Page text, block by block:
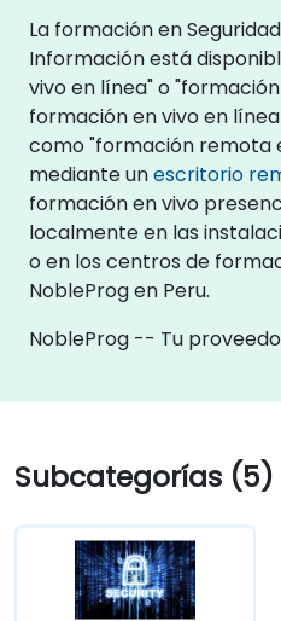
La formación en
Información está
vivo en línea" o
formación en vivo en
como "formación remota
mediante unescritorio
formación en vivo
localmente en las
o en los centros de
NobleProg en Peru.
NobleProg -- Tu
Subcategorías (5)